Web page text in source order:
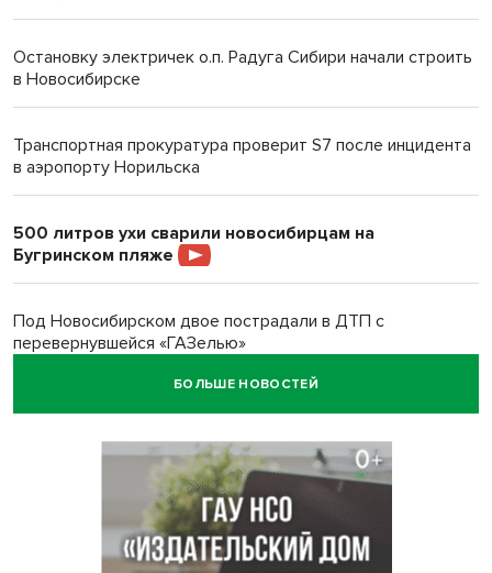
Остановку электричек о.п. Радуга Сибири начали строить
в Новосибирске
Транспортная прокуратура проверит S7 после инцидента
в аэропорту Норильска
500 литров ухи сварили новосибирцам на
Бугринском пляже
Под Новосибирском двое пострадали в ДТП с
перевернувшейся «ГАЗелью»
БОЛЬШЕ НОВОСТЕЙ